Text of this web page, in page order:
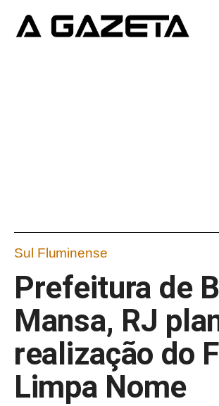
Sul Fluminense
Prefeitura de
Mansa, RJ
realização do
Limpa Nome